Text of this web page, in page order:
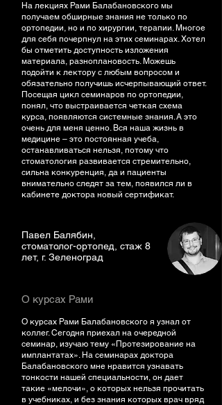
На лекциях Рами Балабановского мы
получаем обширные знания не только по
ортопедии, но и по хирургии, терапии. Многое
для себя почерпнул на этих семинарах. Хотел
бы отметить доступность изложения
материала, разноплановость. Можешь
подойти к лектору с любым вопросом и
обязательно получишь исчерпывающий ответ.
Посещая цикл семинаров по ортопедии,
понял, что выстраивается четкая схема
курса, появляются системные знания. А это
очень для меня ценно. Вся наша жизнь в
медицине – это постоянная учеба,
останавливаться нельзя, потому что
стоматология развивается стремительно,
сильна конкуренция, да и пациенты
внимательно следят за тем, появился ли в
кабинете доктора новый сертификат.
Павел Балябин,
стоматолог-ортопед, стаж 8
лет, г. Зеленоград
О курсах Рами
О курсах Рами Балабановского я узнал от
коллег. Сегодня приехал на очередной
семинар, изучаю тему «Протезирование на
имплантатах». На семинарах доктора
Балабановского мне нравится узнавать
тонкости нашей специальности, он дает
такие «мелочи», о которых нельзя прочитать
в учебниках, и без знания которых врач вряд